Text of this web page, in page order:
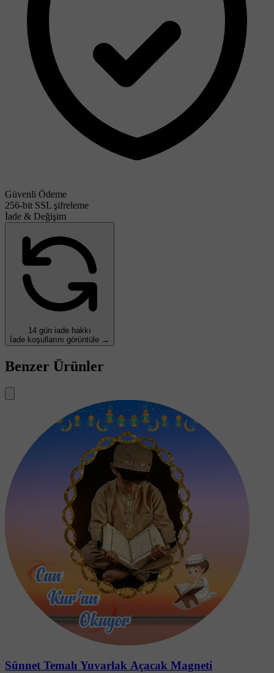
Güvenli Ödeme
256-bit SSL şifreleme
İade & Değişim
14 gün iade hakkı
İade koşullarını görüntüle →
Benzer Ürünler
Sünnet Temalı Yuvarlak Açacak Magneti